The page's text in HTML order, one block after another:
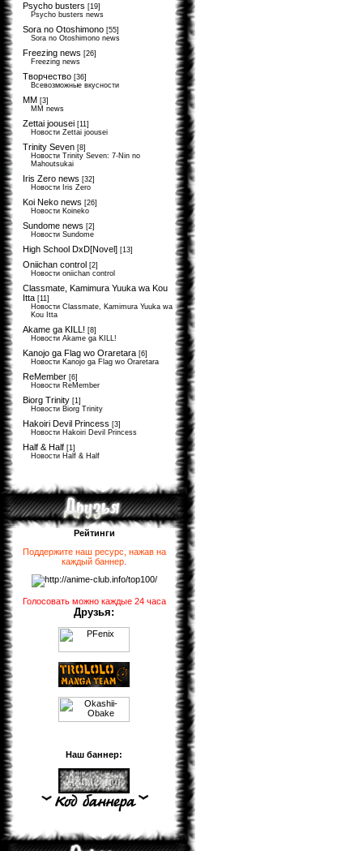
Psycho busters [19]
Psycho busters news
Sora no Otoshimono [55]
Sora no Otoshimono news
Freezing news [26]
Freezing news
Творчество [36]
Всевозможные вкусности
MM [3]
MM news
Zettai joousei [11]
Новости Zettai joousei
Trinity Seven [8]
Новости Trinity Seven: 7-Nin no
Mahoutsukai
Iris Zero news [32]
Новости Iris Zero
Koi Neko news [26]
Новости Koineko
Sundome news [2]
Новости Sundome
High School DxD[Novel] [13]
Oniichan control [2]
Новости oniichan control
Classmate, Kamimura Yuuka wa Kou
Itta [11]
Новости Classmate, Kamimura Yuuka wa
Kou Itta
Akame ga KILL! [8]
Новости Akame ga KILL!
Kanojo ga Flag wo Oraretara [6]
Новости Kanojo ga Flag wo Oraretara
ReMember [6]
Новости ReMember
Biorg Trinity [1]
Новости Biorg Trinity
Hakoiri Devil Princess [3]
Новости Hakoiri Devil Princess
Half & Half [1]
Новости Half & Half
Рейтинги
Поддержите наш ресурс, нажав на
каждый баннер
Голосовать можно каждые 24 часа
Друзья:
Наш баннер: